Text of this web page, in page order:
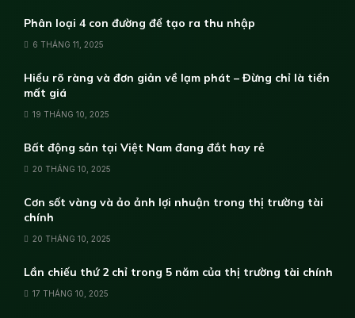
Phân loại 4 con đường để tạo ra thu nhập
6 THÁNG 11, 2025
Hiểu rõ ràng và đơn giản về lạm phát – Đừng chỉ là tiền
mất giá
19 THÁNG 10, 2025
Bất động sản tại Việt Nam đang đắt hay rẻ
20 THÁNG 10, 2025
Cơn sốt vàng và ảo ảnh lợi nhuận trong thị trường tài
chính
20 THÁNG 10, 2025
Lần chiếu thứ 2 chỉ trong 5 năm của thị trường tài chính
17 THÁNG 10, 2025